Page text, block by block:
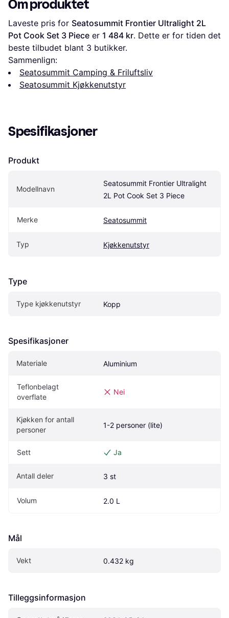
Om produktet
Laveste pris for Seatosummit Frontier Ultralight 2L
Pot Cook Set 3 Piece er 1 484 kr. Dette er for tiden det
beste tilbudet blant 3 butikker.
Sammenlign:
Seatosummit Camping & Friluftsliv
Seatosummit Kjøkkenutstyr
Spesifikasjoner
Produkt
Modellnavn
Seatosummit Frontier Ultralight
2L Pot Cook Set 3 Piece
Merke Seatosummit
Typ Kjøkkenutstyr
Type
Type kjøkkenutstyr Kopp
Spesifikasjoner
Materiale Aluminium
Teflonbelagt
overflate
Nei
Kjøkken for antall
personer
1-2 personer (lite)
Sett Ja
Antall deler 3 st
Volum 2.0 L
Mål
Vekt 0.432 kg
Tilleggsinformasjon